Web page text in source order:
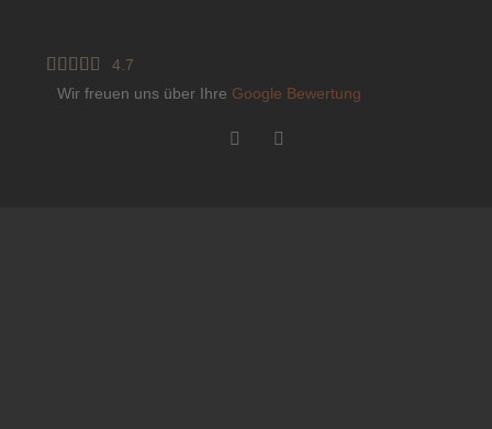
    
4.7
Wir freuen uns über Ihre Google Bewertung